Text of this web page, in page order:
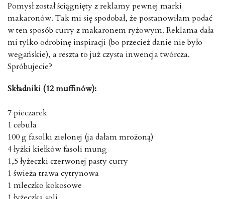
Pomysł został ściągnięty z reklamy pewnej marki
makaronów. Tak mi się spodobał, że postanowiłam podać
w ten sposób curry z makaronem ryżowym. Reklama dała
mi tylko odrobinę inspiracji (bo przecież danie nie było
wegańskie), a reszta to już czysta inwencja twórcza.
Spróbujecie?
Składniki (12 muffinów):
7 pieczarek
1 cebula
100 g fasolki zielonej (ja dałam mrożoną)
4 łyżki kiełków fasoli mung
1,5 łyżeczki czerwonej pasty curry
1 świeża trawa cytrynowa
1 mleczko kokosowe